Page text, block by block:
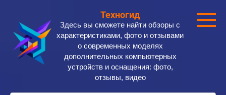
контенту
Техногид
Здесь вы сможете найти обзоры с
характеристиками, фото и отзывами
о современных моделях
дополнительных компьютерных
устройств и оснащения: фото,
отзывы, видео